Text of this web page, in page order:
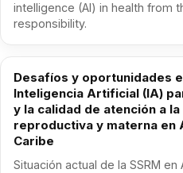
intelligence (AI) in health from
responsibility.
Desafíos y oportunidades
Inteligencia Artificial (IA)
y la calidad de atención a
reproductiva y materna en
Caribe
Situación actual de la SSRM en